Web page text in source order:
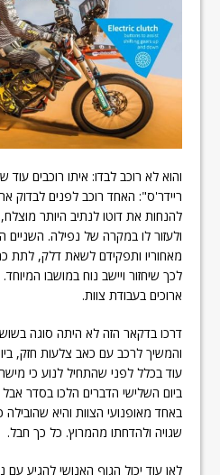
והוא לא רוכב לבדו: איתו רוכבים
ריידר'ס": האחד רוכב לפנים לבדוק
להנחות את דוטו לנתיב היותר
ולעזור לו במקרה של נפילה. השניים
מאחוריו ותפקידם לשאת דלק, לתת
לכך שיחזור ויישב נוח במושבו
ארוכים בעבודת צוות.
דרכו בדקאר הזה לא היתה סוגה
והמשיך לרכב עם כאב צלעות חזק,
עוד בכלל לפני שהתחיל לנוע כי
ביום השלישי הדברים הלכו בסדר
באחד מאופנועי הצוות והיא
שגויה ולהדחתו מהמרוץ. כל כך חבל.
לאן עוד יכול הגוף האנושי להגיע עם